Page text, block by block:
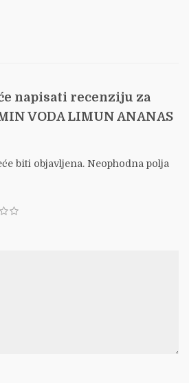
napisati recenziju za
VODA LIMUN ANANAS
biti objavljena. Neophodna polja